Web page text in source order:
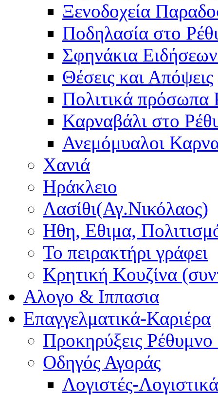
Ξενοδοχεία
Ποδηλασία στο
Σφηνάκια
Θέσεις και Απόψεις
Πολιτικά πρόσωπα
Καρναβάλι στο
Ανεμόμυαλοι
Χανιά
Ηράκλειο
Λασίθι(Αγ.Νικόλαος)
Ηθη, Εθιμα,
Το πειρακτήρι γράφει
Κρητική Κουζίνα
Αλογο & Ιππασια
Επαγγελματικά-Καριέρα
Προκηρύξεις
Οδηγός Αγοράς
Λογιστές-